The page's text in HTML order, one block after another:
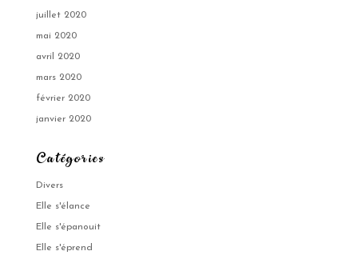
juillet 2020
mai 2020
avril 2020
mars 2020
février 2020
janvier 2020
Catégories
Divers
Elle s'élance
Elle s'épanouit
Elle s'éprend